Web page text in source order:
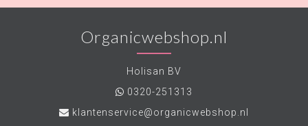
Organicwebshop.nl
Holisan BV
0320-251313
klantenservice@organicwebshop.nl